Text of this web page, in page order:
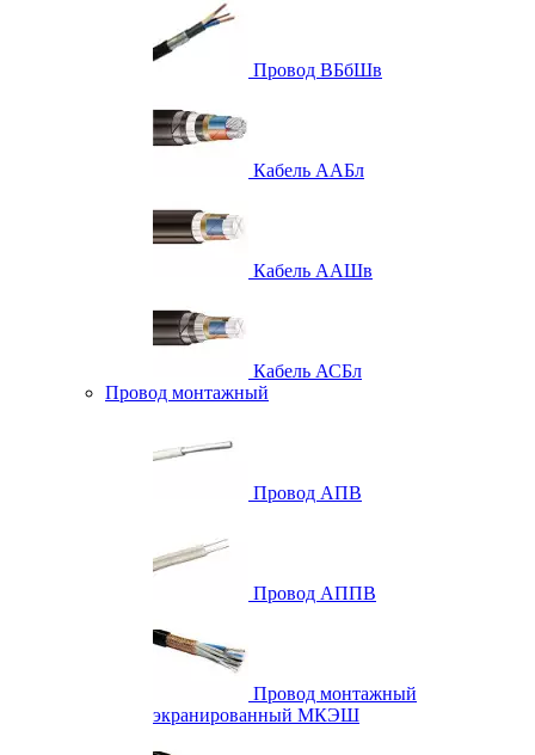
Провод ВБбШв
Кабель ААБл
Кабель ААШв
Кабель АСБл
Провод монтажный
Провод АПВ
Провод АППВ
Провод монтажный
экранированный МКЭШ